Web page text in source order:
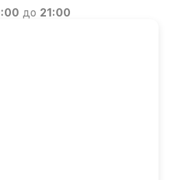
до 21:00